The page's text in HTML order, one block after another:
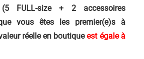
FULL-size + 2 accessoires
vous êtes les premier(e)s à
réelle en boutiqueest égale à